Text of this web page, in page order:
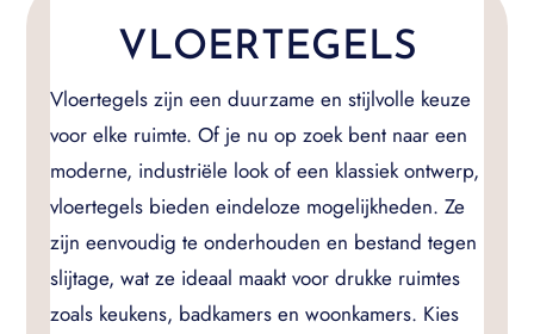
VLOERTEGELS
Vloertegels zijn een duurzame en stijlvolle keuze
voor elke ruimte. Of je nu op zoek bent naar een
moderne, industriële look of een klassiek ontwerp,
vloertegels bieden eindeloze mogelijkheden. Ze
zijn eenvoudig te onderhouden en bestand tegen
slijtage, wat ze ideaal maakt voor drukke ruimtes
zoals keukens, badkamers en woonkamers. Kies